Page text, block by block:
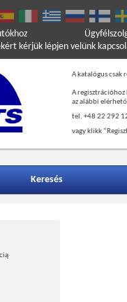
kérjük lépjen velünk
A katalógus csak
A regisztrációhoz
az alábbi
tel. +48 22 292
vagy klikk
Keresés